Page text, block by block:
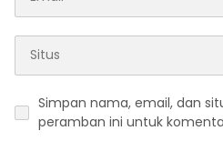
Simpan nama, email, dan
peramban ini untuk